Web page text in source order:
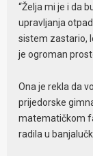
“Želja mi je i da
upravljanja
sistem zastario,
je ogroman
Ona je rekla da
prijedorske
matematičkom
radila u